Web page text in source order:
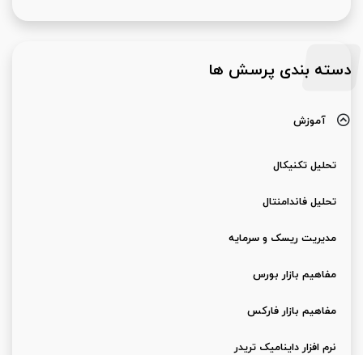
دسته بندی پرسش ها
آموزش
تحلیل تکنیکال
تحلیل فاندامنتال
مدیریت ریسک و سرمایه
مفاهیم بازار بورس
مفاهیم بازار فارکس
نرم افزار داینامیک تریدر